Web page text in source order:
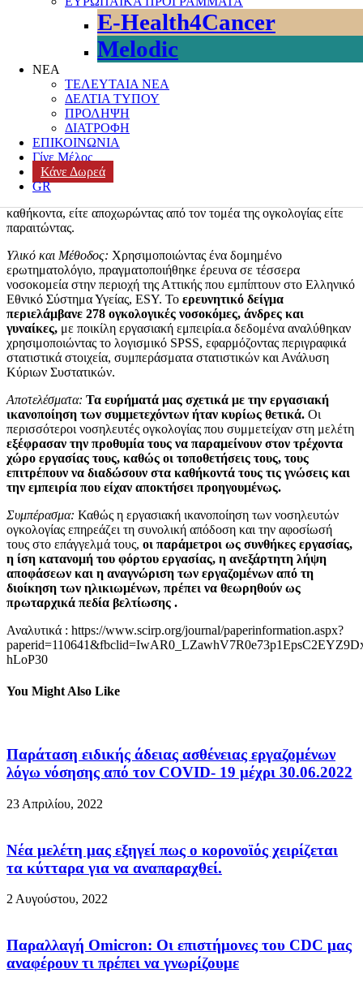
E-Health4Cancer
Melodic
ΝΕΑ
ΤΕΛΕΥΤΑΙΑ ΝΕΑ
ΔΕΛΤΙΑ ΤΥΠΟΥ
ΠΡΟΛΗΨΗ
ΔΙΑΤΡΟΦΗ
ΕΠΙΚΟΙΝΩΝΙΑ
Γίνε Μέλος
Κάνε Δωρεά
GR
αλλάζουν καθήκοντα και να παραιτούνται από το χώρο
Ενώ αυτό το φαινόμενο περιγράφεται σε μεγάλο βαθμό από τη
βιβλιογραφία, δεν έχει διεξαχθεί έρευνα στην Ελλάδα που να
διερευνά την τάση του νοσηλευτικού προσωπικού να παραιτηθεί
από το χώρο εργασίας.Με την πρώτη μελέτη στην Ελλάδα που
διερευνά την εργασιακή ικανοποίηση των νοσηλευτών σε σχέση με
την τάση τους να αλλάζουν καθήκοντα, απαιτείται περαιτέρω έρευνα
για τον περιορισμό του εν λόγω φαινομένου.
Στόχος της παρούσας έρευνας:
ικανοποίηση των νοσηλευτών κατά την εξέταση των αιτίων της
καθήκοντα, είτε αποχωρώντας από τον τομέα της ογκολογίας είτε
παραιτώντας.
Υλικό και Μέθοδος: Χρησιμοποιώντας ένα δομημένο
ερωτηματολόγιο, πραγματοποιήθηκε έρευνα σε τέσσερα
νοσοκομεία στην περιοχή της Αττικής που εμπίπτουν στο Ελληνικό
Εθνικό Σύστημα Υγείας, ESY. Το ερευνητικό δείγμα
περιελάμβανε 278 ογκολογικές νοσοκόμες, άνδρες και
γυναίκες, με ποικίλη εργασιακή εμπειρία.α δεδομένα αναλύθηκαν
χρησιμοποιώντας το λογισμικό SPSS, εφαρμόζοντας περιγραφικά
στατιστικά στοιχεία, συμπεράσματα στατιστικών και Ανάλυση
Κύριων Συστατικών.
Αποτελέσματα: Τα ευρήματά μας σχετικά με την εργασιακή
ικανοποίηση των συμμετεχόντων ήταν κυρίως θετικά. Οι
περισσότεροι νοσηλευτές ογκολογίας που συμμετείχαν στη μελέτη
εξέφρασαν την προθυμία τους να παραμείνουν στον τρέχοντα
χώρο εργασίας τους, καθώς οι τοποθετήσεις τους, τους
επιτρέπουν να διαδώσουν στα καθήκοντά τους τις γνώσεις και
την εμπειρία που είχαν αποκτήσει προηγουμένως.
Συμπέρασμα: Καθώς η εργασιακή ικανοποίηση των νοσηλευτών
ογκολογίας επηρεάζει τη συνολική απόδοση και την αφοσίωσή
τους στο επάγγελμά τους, οι παράμετροι ως συνθήκες εργασίας,
η ίση κατανομή του φόρτου εργασίας, η ανεξάρτητη λήψη
αποφάσεων και η αναγνώριση των εργαζομένων από τη
διοίκηση των ηλικιωμένων, πρέπει να θεωρηθούν ως
πρωταρχικά πεδία βελτίωσης .
Αναλυτικά : https://www.scirp.org/journal/paperinformation.aspx?
hLoP30
You Might Also Like
Παράταση ειδικής άδειας ασθένειας εργαζομένων
λόγω νόσησης από τον COVID- 19 μέχρι 30.06.2022
23 Απριλίου, 2022
Nέα μελέτη μας εξηγεί πως ο κορoνοϊός χειρίζεται
τα κύτταρα για να αναπαραχθεί.
2 Αυγούστου, 2022
Παραλλαγή Omicron: Οι επιστήμονες του CDC μας
αναφέρουν τι πρέπει να γνωρίζουμε